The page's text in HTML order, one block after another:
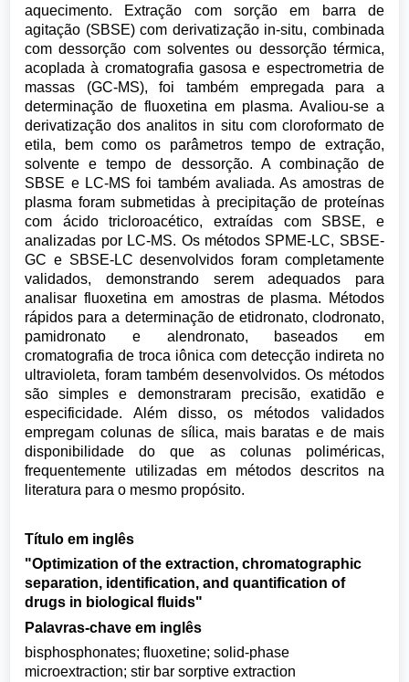
aquecimento. Extração com sorção em barra de
agitação (SBSE) com derivatização in-situ, combinada
com dessorção com solventes ou dessorção térmica,
acoplada à cromatografia gasosa e espectrometria de
massas (GC-MS), foi também empregada para a
determinação de fluoxetina em plasma. Avaliou-se a
derivatização dos analitos in situ com cloroformato de
etila, bem como os parâmetros tempo de extração,
solvente e tempo de dessorção. A combinação de
SBSE e LC-MS foi também avaliada. As amostras de
plasma foram submetidas à precipitação de proteínas
com ácido tricloroacético, extraídas com SBSE, e
analizadas por LC-MS. Os métodos SPME-LC, SBSE-
GC e SBSE-LC desenvolvidos foram completamente
validados, demonstrando serem adequados para
analisar fluoxetina em amostras de plasma. Métodos
rápidos para a determinação de etidronato, clodronato,
pamidronato e alendronato, baseados em
cromatografia de troca iônica com detecção indireta no
ultravioleta, foram também desenvolvidos. Os métodos
são simples e demonstraram precisão, exatidão e
especificidade. Além disso, os métodos validados
empregam colunas de sílica, mais baratas e de mais
disponibilidade do que as colunas poliméricas,
frequentemente utilizadas em métodos descritos na
literatura para o mesmo propósito.
Título em inglês
"Optimization of the extraction, chromatographic
separation, identification, and quantification of
drugs in biological fluids"
Palavras-chave em inglês
bisphosphonates; fluoxetine; solid-phase
microextraction; stir bar sorptive extraction